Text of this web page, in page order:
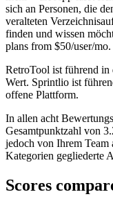
sich an Personen, die
veralteten
finden und wissen
plans from $50/user/mo.
RetroTool ist führend in
Wert. Sprintlio ist
offene Plattform.
In allen acht
Gesamtpunktzahl von
jedoch von Ihrem Team
Kategorien gegliederte
Scores